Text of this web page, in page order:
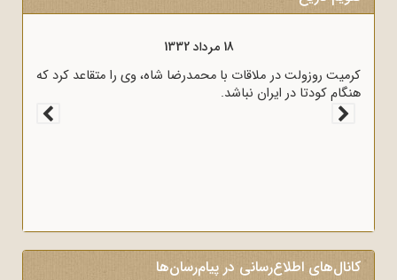
18 مرداد 1332
کرمیت روزولت در ملاقات با محمدرضا شاه، وی را متقاعد کرد که
هنگام کودتا در ایران نباشد.
رؤسای
کردند.
اطلاع‌رسانی در پیام‌رسان‌ها